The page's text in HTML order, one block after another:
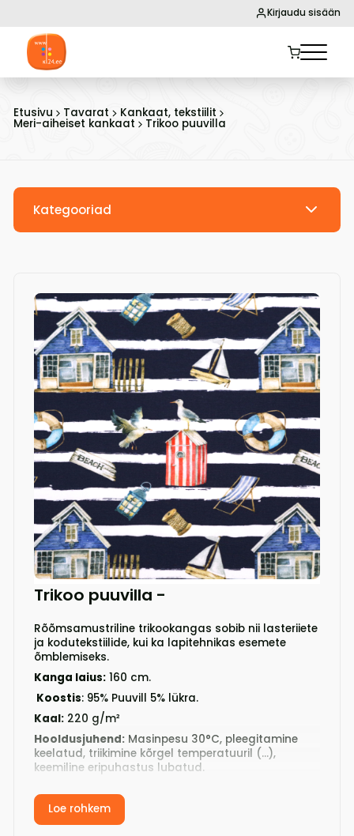
Kirjaudu sisään
Etusivu Tavarat Kankaat, tekstiilit
Meri-aiheiset kankaat Trikoo puuvilla
Kategooriad
Trikoo puuvilla -
Rõõmsamustriline trikookangas sobib nii lasteriiete
ja kodutekstiilide, kui ka lapitehnikas esemete
õmblemiseks.
Kanga laius:160 cm.
Koostis: 95% Puuvill 5% lükra.
Kaal:220 g/m²
Hooldusjuhend:Masinpesu 30°C, pleegitamine
keelatud, triikimine kõrgel temperatuuril (...),
keemiline eripuhastus lubatud.
edasi 10cm kaupa. Näiteks kirjutage tellimiskoguse
lahtrisse 1,1 või 1,2 või 1,3...
Loe rohkem